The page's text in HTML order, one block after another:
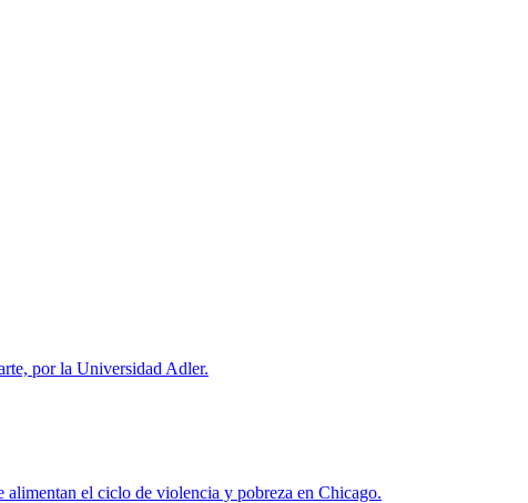
por la Universidad Adler.
el ciclo de violencia y pobreza en Chicago.